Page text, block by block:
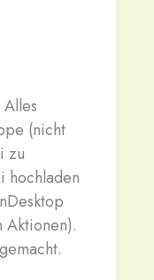
(nicht
zu
hochladen